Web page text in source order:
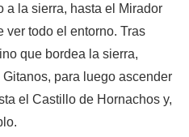
a la sierra, hasta el Mirador
ver todo el entorno. Tras
que bordea la sierra,
para luego ascender
el Castillo de Hornachos y,